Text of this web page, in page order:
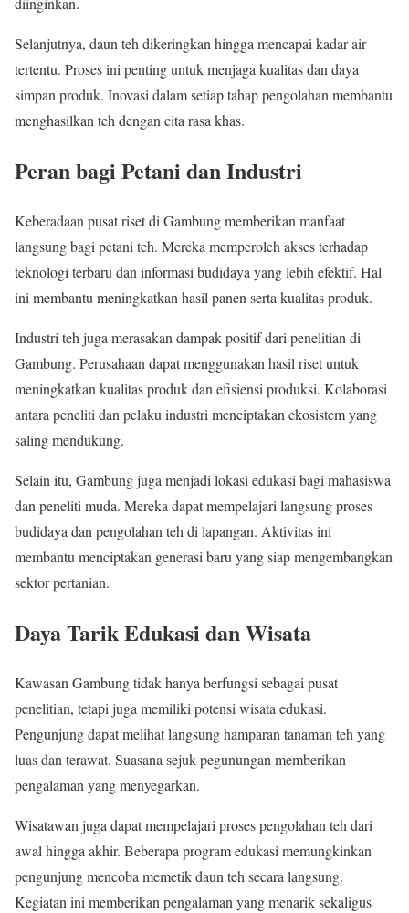
Selanjutnya, daun teh dikeringkan hingga mencapai kadar air
tertentu. Proses ini penting untuk menjaga kualitas dan daya
simpan produk. Inovasi dalam setiap tahap pengolahan membantu
menghasilkan teh dengan cita rasa khas.
Peran bagi Petani dan Industri
Keberadaan pusat riset di Gambung memberikan manfaat
langsung bagi petani teh. Mereka memperoleh akses terhadap
teknologi terbaru dan informasi budidaya yang lebih efektif. Hal
ini membantu meningkatkan hasil panen serta kualitas produk.
Industri teh juga merasakan dampak positif dari penelitian di
Gambung. Perusahaan dapat menggunakan hasil riset untuk
meningkatkan kualitas produk dan efisiensi produksi. Kolaborasi
antara peneliti dan pelaku industri menciptakan ekosistem yang
saling mendukung.
Selain itu, Gambung juga menjadi lokasi edukasi bagi mahasiswa
dan peneliti muda. Mereka dapat mempelajari langsung proses
budidaya dan pengolahan teh di lapangan. Aktivitas ini
membantu menciptakan generasi baru yang siap mengembangkan
sektor pertanian.
Daya Tarik Edukasi dan Wisata
Kawasan Gambung tidak hanya berfungsi sebagai pusat
penelitian, tetapi juga memiliki potensi wisata edukasi.
Pengunjung dapat melihat langsung hamparan tanaman teh yang
luas dan terawat. Suasana sejuk pegunungan memberikan
pengalaman yang menyegarkan.
Wisatawan juga dapat mempelajari proses pengolahan teh dari
awal hingga akhir. Beberapa program edukasi memungkinkan
pengunjung mencoba memetik daun teh secara langsung.
Kegiatan ini memberikan pengalaman yang menarik sekaligus